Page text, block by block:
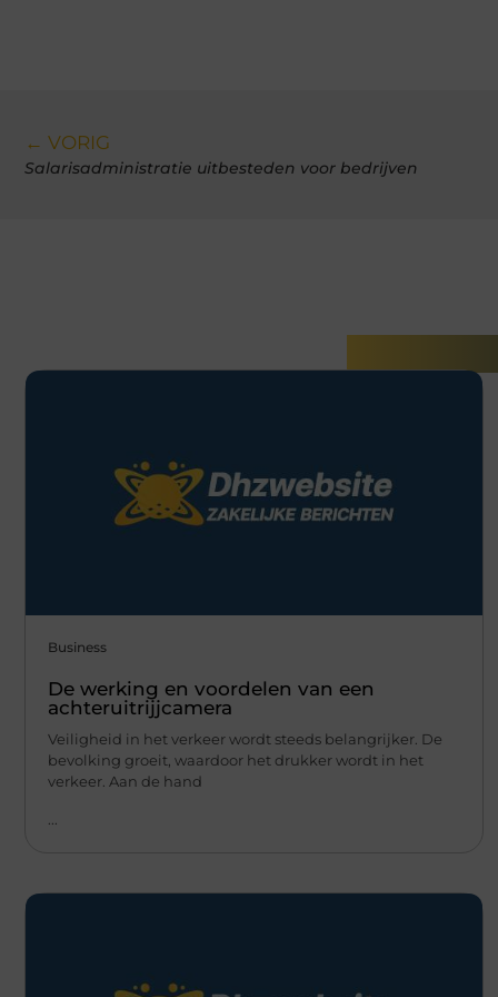
← VORIG
Salarisadministratie uitbesteden voor bedrijven
Business
De werking en voordelen van een
achteruitrijjcamera
Veiligheid in het verkeer wordt steeds belangrijker. De
bevolking groeit, waardoor het drukker wordt in het
verkeer. Aan de hand